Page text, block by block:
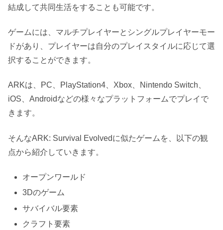
結成して共同生活をすることも可能です。
ゲームには、マルチプレイヤーとシングルプレイヤーモー
ドがあり、プレイヤーは自分のプレイスタイルに応じて選
択することができます。
ARKは、PC、PlayStation4、Xbox、Nintendo Switch、
iOS、Androidなどの様々なプラットフォームでプレイで
きます。
そんなARK: Survival Evolvedに似たゲームを、以下の観
点から紹介していきます。
オープンワールド
3Dのゲーム
サバイバル要素
クラフト要素